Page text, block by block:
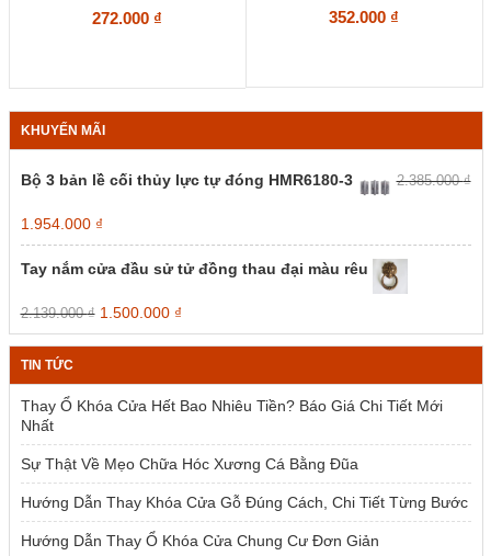
272.000 ₫ 352.000 ₫
KHUYẾN MÃI
Bộ 3 bản lề cối thủy lực tự đóng HMR6180-3 2.385.000₫
Giá
gốc
là:
2.385.000 ₫.
1.954.000 ₫Giá
hiện
tại
Tay nắm cửa đầu sử tử đồng thau đại màu rêu
2.139.000₫ Giá
gốc
là:
1.500.000 ₫Giá
hiện
tại
1.500.000 ₫.
TIN TỨC
Thay Ổ Khóa Cửa Hết Bao Nhiêu Tiền? Báo Giá Chi Tiết Mới
Nhất
Sự Thật Về Mẹo Chữa Hóc Xương Cá Bằng Đũa
Hướng Dẫn Thay Khóa Cửa Gỗ Đúng Cách, Chi Tiết Từng Bước
Hướng Dẫn Thay Ổ Khóa Cửa Chung Cư Đơn Giản